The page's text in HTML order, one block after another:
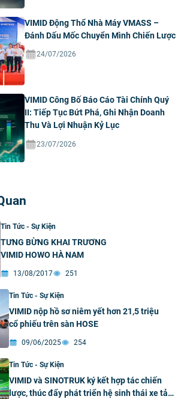
VIMID Động Thổ Nhà Máy VMASS –
Đánh Dấu Mốc Chuyển Mình Chiến Lược
24/07/2026
VIMID Công Bố Báo Cáo Tài Chính Quý
II: Tiếp Tục Bứt Phá, Ghi Nhận Doanh
Thu Và Lợi Nhuận Kỷ Lục
23/07/2026
Tin Tức - Sự Kiện
TƯNG BỪNG KHAI TRƯƠNG
VIMID HOWO HÀ NAM
13/08/2017 251
Tin Tức - Sự Kiện
VIMID nộp hồ sơ niêm yết hơn 21,5 triệu
cổ phiếu trên sàn HOSE
09/06/2025 254
Tin Tức - Sự Kiện
VIMID và SINOTRUK ký kết hợp tác chiến
lược, thúc đẩy phát triển hệ sinh thái xe tải